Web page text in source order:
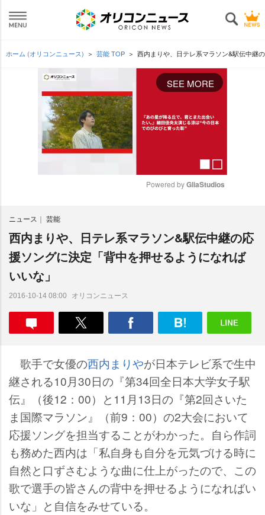
ホーム (オリコンニュース) 芸能 TOP 西内まりや、日テレ系マラソン&駅伝中継
SEE MORE
t
e
Powered by GliaStudios
ニュース 芸能
西内まりや、日テレ系マラソン&駅伝中継の応
援ソングに決定「背中を押せるようになれば
いいな」
2016-10-14 08:00 オリコンニュース
歌手で女優の西内まりが日本テレビ系で生中
継される10月30日の『第34回全日本大学女子駅
伝』（後12：00）と11月13日の『第2回さいた
ま国際マラソン』（前9：00）の2大会において
応援ソングを担当することがわかった。自ら作詞
も務めた西内は「私自身も自分を元気づける時に
自然と口ずさむような曲に仕上がったので、この
歌で選手の皆さんの背中を押せるようになればい
いな」と自信をみせている。